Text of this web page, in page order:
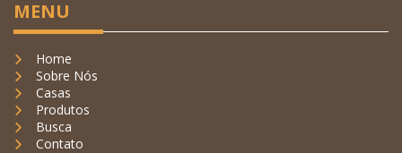
MENU
Home
Sobre Nós
Casas
Produtos
Busca
Contato